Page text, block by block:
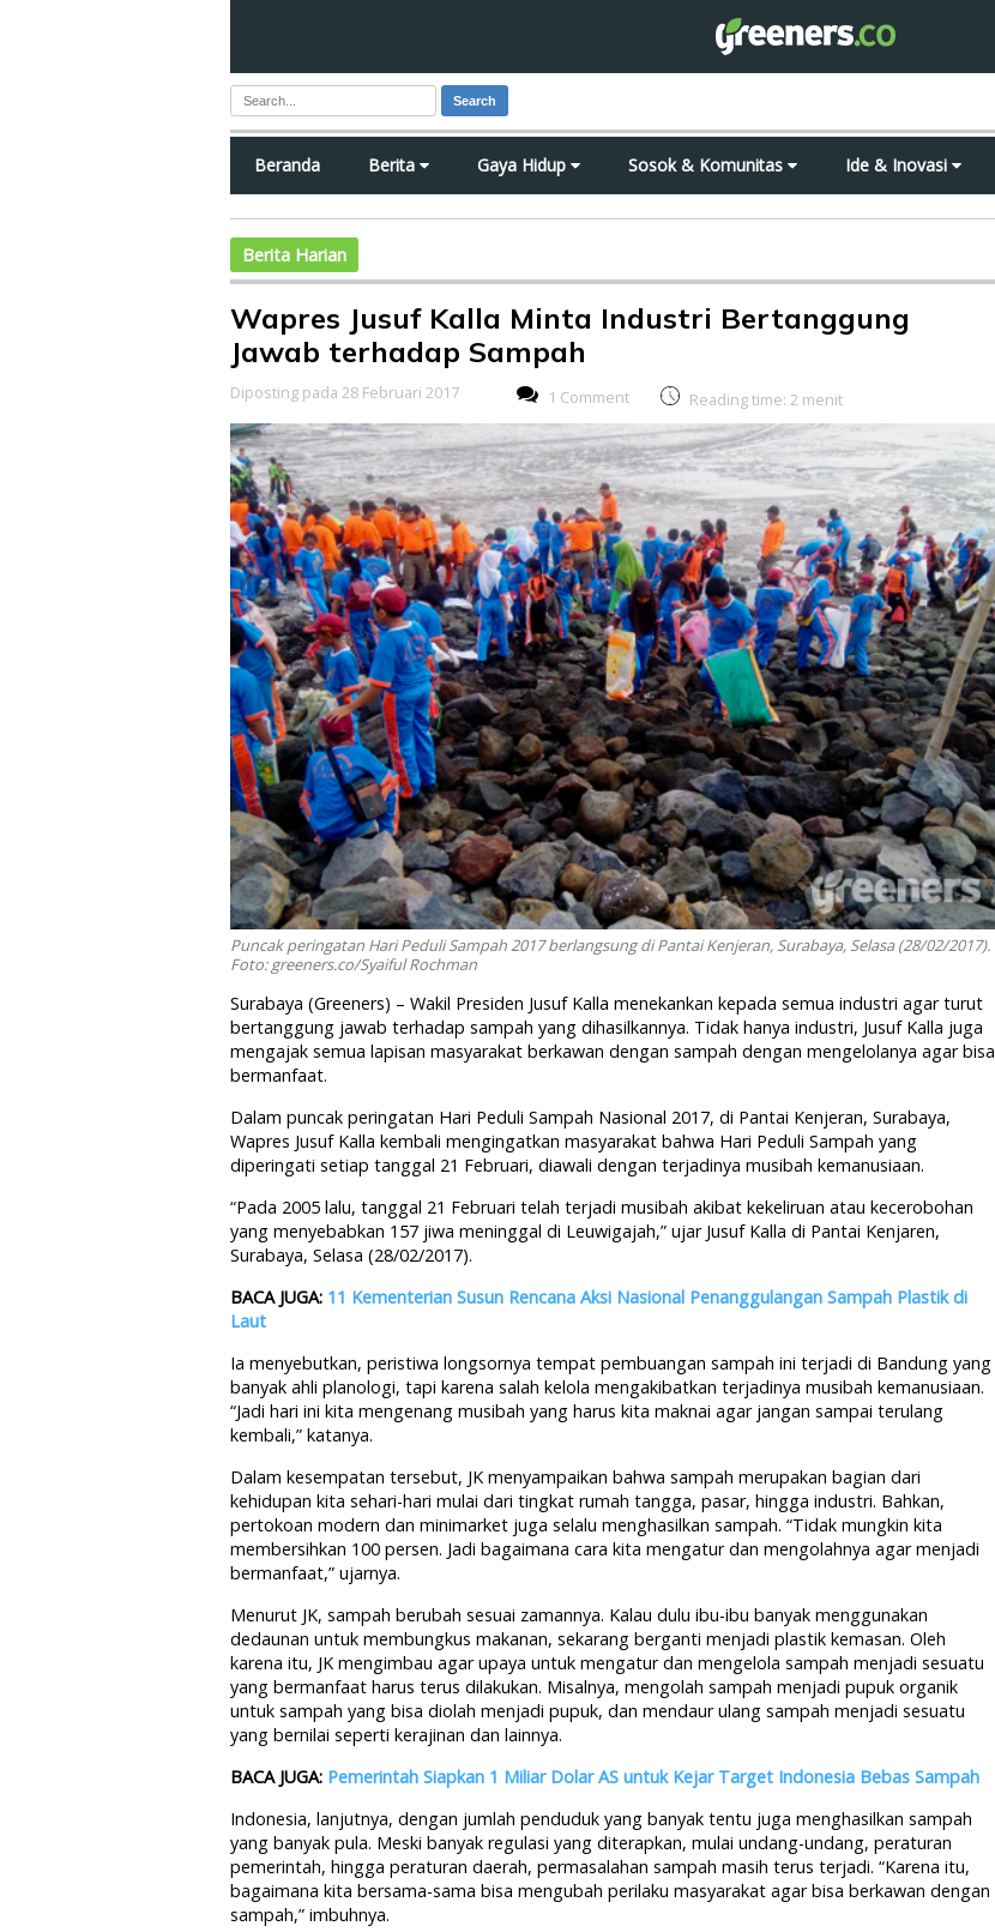
Search
Beranda Berita Gaya Hidup Sosok & Komunitas Ide & Inovasi
Berita Harian
Wapres Jusuf Kalla Minta Industri Bertanggung
Jawab terhadap Sampah
Diposting pada 28 Februari 2017 1 Comment Reading time: 2 menit
Puncak peringatan Hari Peduli Sampah 2017 berlangsung di Pantai Kenjeran, Surabaya, Selasa (28/02/2017).
Foto: greeners.co/Syaiful Rochman
Surabaya (Greeners) – Wakil Presiden Jusuf Kalla menekankan kepada semua industri agar turut
bertanggung jawab terhadap sampah yang dihasilkannya. Tidak hanya industri, Jusuf Kalla juga
mengajak semua lapisan masyarakat berkawan dengan sampah dengan mengelolanya agar bisa
bermanfaat.
Dalam puncak peringatan Hari Peduli Sampah Nasional 2017, di Pantai Kenjeran, Surabaya,
Wapres Jusuf Kalla kembali mengingatkan masyarakat bahwa Hari Peduli Sampah yang
diperingati setiap tanggal 21 Februari, diawali dengan terjadinya musibah kemanusiaan.
“Pada 2005 lalu, tanggal 21 Februari telah terjadi musibah akibat kekeliruan atau kecerobohan
yang menyebabkan 157 jiwa meninggal di Leuwigajah,” ujar Jusuf Kalla di Pantai Kenjaren,
Surabaya, Selasa (28/02/2017).
BACA JUGA: 11 Kementerian Susun Rencana Aksi Nasional Penanggulangan Sampah Plastik di
Laut
Ia menyebutkan, peristiwa longsornya tempat pembuangan sampah ini terjadi di Bandung yang
banyak ahli planologi, tapi karena salah kelola mengakibatkan terjadinya musibah kemanusiaan.
“Jadi hari ini kita mengenang musibah yang harus kita maknai agar jangan sampai terulang
kembali,” katanya.
Dalam kesempatan tersebut, JK menyampaikan bahwa sampah merupakan bagian dari
kehidupan kita sehari-hari mulai dari tingkat rumah tangga, pasar, hingga industri. Bahkan,
pertokoan modern dan minimarket juga selalu menghasilkan sampah. “Tidak mungkin kita
membersihkan 100 persen. Jadi bagaimana cara kita mengatur dan mengolahnya agar menjadi
bermanfaat,” ujarnya.
Menurut JK, sampah berubah sesuai zamannya. Kalau dulu ibu-ibu banyak menggunakan
dedaunan untuk membungkus makanan, sekarang berganti menjadi plastik kemasan. Oleh
karena itu, JK mengimbau agar upaya untuk mengatur dan mengelola sampah menjadi sesuatu
yang bermanfaat harus terus dilakukan. Misalnya, mengolah sampah menjadi pupuk organik
untuk sampah yang bisa diolah menjadi pupuk, dan mendaur ulang sampah menjadi sesuatu
yang bernilai seperti kerajinan dan lainnya.
BACA JUGA: Pemerintah Siapkan 1 Miliar Dolar AS untuk Kejar Target Indonesia Bebas Sampah
Indonesia, lanjutnya, dengan jumlah penduduk yang banyak tentu juga menghasilkan sampah
yang banyak pula. Meski banyak regulasi yang diterapkan, mulai undang-undang, peraturan
pemerintah, hingga peraturan daerah, permasalahan sampah masih terus terjadi. “Karena itu,
bagaimana kita bersama-sama bisa mengubah perilaku masyarakat agar bisa berkawan dengan
sampah,” imbuhnya.